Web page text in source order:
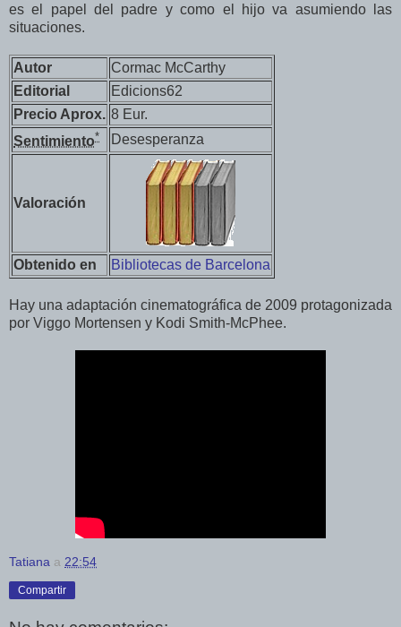
es el papel del padre y como el hijo va asumiendo las
situaciones.
Autor
Cormac McCarthy
Editorial
Edicions62
Precio Aprox. 8 Eur.
Sentimiento* Desesperanza
Valoración
Obtenido en Bibliotecas de Barcelona
Hay una adaptación cinematográfica de 2009 protagonizada
por Viggo Mortensen y Kodi Smith-McPhee.
Tatiana a 22:54
Compartir